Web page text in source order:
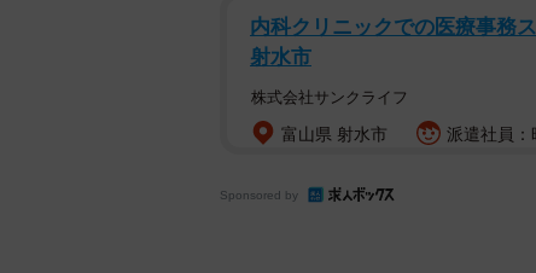
内科クリニックでの医療事務
射水市
株式会社サンクライフ
富山県 射水市 派遣社員：
Sponsored by